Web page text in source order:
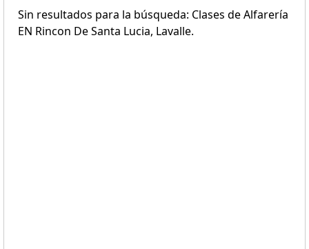
Sin resultados para la búsqueda: Clases de Alfarería
EN Rincon De Santa Lucia, Lavalle.